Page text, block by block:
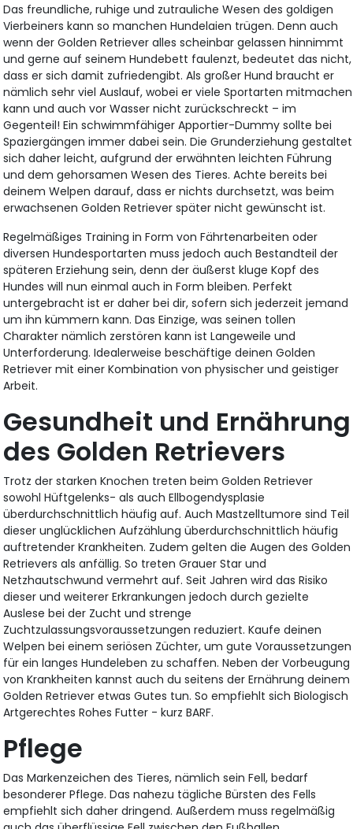
Das freundliche, ruhige und zutrauliche Wesen des goldigen
Vierbeiners kann so manchen Hundelaien trügen. Denn auch
wenn der Golden Retriever alles scheinbar gelassen hinnimmt
und gerne auf seinem Hundebett faulenzt, bedeutet das nicht,
dass er sich damit zufriedengibt. Als großer Hund braucht er
nämlich sehr viel Auslauf, wobei er viele Sportarten mitmachen
kann und auch vor Wasser nicht zurückschreckt – im
Gegenteil! Ein schwimmfähiger Apportier-Dummy sollte bei
Spaziergängen immer dabei sein. Die Grunderziehung gestaltet
sich daher leicht, aufgrund der erwähnten leichten Führung
und dem gehorsamen Wesen des Tieres. Achte bereits bei
deinem Welpen darauf, dass er nichts durchsetzt, was beim
erwachsenen Golden Retriever später nicht gewünscht ist.
Regelmäßiges Training in Form von Fährtenarbeiten oder
diversen Hundesportarten muss jedoch auch Bestandteil der
späteren Erziehung sein, denn der äußerst kluge Kopf des
Hundes will nun einmal auch in Form bleiben. Perfekt
untergebracht ist er daher bei dir, sofern sich jederzeit jemand
um ihn kümmern kann. Das Einzige, was seinen tollen
Charakter nämlich zerstören kann ist Langeweile und
Unterforderung. Idealerweise beschäftige deinen Golden
Retriever mit einer Kombination von physischer und geistiger
Arbeit.
Gesundheit und Ernährung
des Golden Retrievers
Trotz der starken Knochen treten beim Golden Retriever
sowohl Hüftgelenks- als auch Ellbogendysplasie
überdurchschnittlich häufig auf. Auch Mastzelltumore sind Teil
dieser unglücklichen Aufzählung überdurchschnittlich häufig
auftretender Krankheiten. Zudem gelten die Augen des Golden
Retrievers als anfällig. So treten Grauer Star und
Netzhautschwund vermehrt auf. Seit Jahren wird das Risiko
dieser und weiterer Erkrankungen jedoch durch gezielte
Auslese bei der Zucht und strenge
Zuchtzulassungsvoraussetzungen reduziert. Kaufe deinen
Welpen bei einem seriösen Züchter, um gute Voraussetzungen
für ein langes Hundeleben zu schaffen. Neben der Vorbeugung
von Krankheiten kannst auch du seitens der Ernährung deinem
Golden Retriever etwas Gutes tun. So empfiehlt sich Biologisch
Artgerechtes Rohes Futter - kurz BARF.
Pflege
Das Markenzeichen des Tieres, nämlich sein Fell, bedarf
besonderer Pflege. Das nahezu tägliche Bürsten des Fells
empfiehlt sich daher dringend. Außerdem muss regelmäßig